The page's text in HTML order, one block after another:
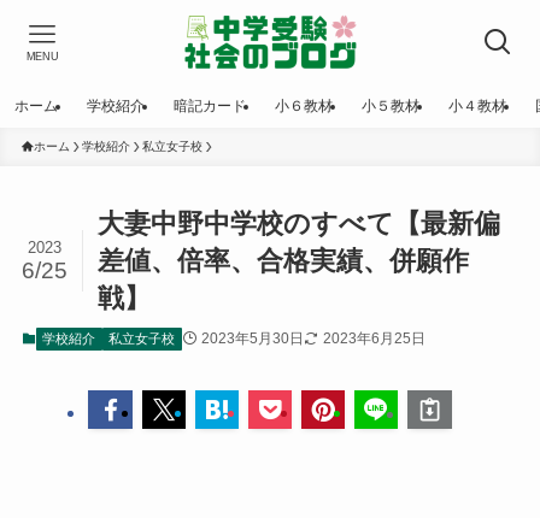
MENU
ホーム 学校紹介 暗記カード 小６教材 小５教材 小４教材
ホーム 学校紹介 私立女子校
大妻中野中学校のすべて【最新偏
差値、倍率、合格実績、併願作
戦】
2023
6/25
学校紹介 私立女子校 2023年5月30日 2023年6月25日